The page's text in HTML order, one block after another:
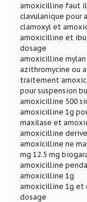
amoxicilline faut il
clavulanique pour
clamoxyl et
amoxicilline et
dosage
amoxicilline
azithromycine ou
traitement
pour suspension
amoxicilline 500
amoxicilline 1g
maxilase et
amoxicilline
amoxicilline ne
mg 12.5 mg
amoxicilline
amoxicilline 1g
amoxicilline 1g et
dosage